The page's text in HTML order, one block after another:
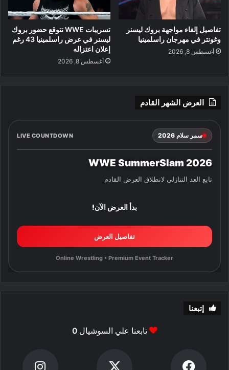
تفاصيل إلغاء مواجهة بروك ليسنر
وغونتر في مهرجان راسلمينيا
أغسطس 8, 2026
تسريبات WWE تتوقع حضور بروك
ليسنر في عرض راسلمينيا 43 رغم
إعلان اعتزاله
أغسطس 8, 2026
العرض الشهر القادم
سمر سلام 2026 LIVE COUNTDOWN
WWE SummerSlam 2026
تابع العد التنازلي لانطلاق العرض القادم
بدأ العرض الآن!
تفاصيل العرض
Online Wrestling • Premium Event Tracker
إتبعنا
تابعنا علي السوشيال0